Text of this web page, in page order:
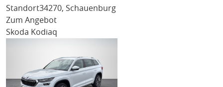
Standort34270, Schauenburg
Zum Angebot
Skoda Kodiaq